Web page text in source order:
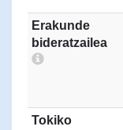
Erakunde
bideratzailea
Tokiko